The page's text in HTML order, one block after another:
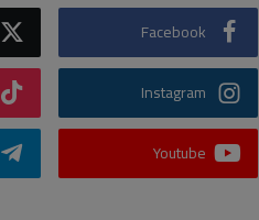
Facebook
Instagram
Youtube